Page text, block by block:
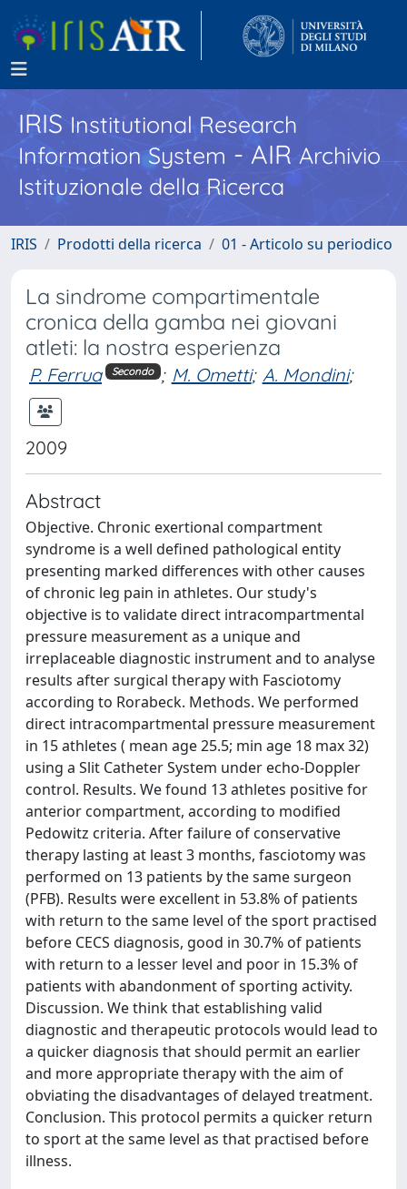
IRISInstitutional Research
Information System - AIR Archivio
Istituzionale della Ricerca
IRIS Prodotti della ricerca 01 - Articolo su periodico
La sindrome compartimentale
cronica della gamba nei giovani
atleti: la nostra esperienza
P. Ferrua Secondo ; M. Ometti; A. Mondini;
2009
Abstract
Objective. Chronic exertional compartment
syndrome is a well defined pathological entity
presenting marked differences with other causes
of chronic leg pain in athletes. Our study's
objective is to validate direct intracompartmental
pressure measurement as a unique and
irreplaceable diagnostic instrument and to analyse
results after surgical therapy with Fasciotomy
according to Rorabeck. Methods. We performed
direct intracompartmental pressure measurement
in 15 athletes ( mean age 25.5; min age 18 max 32)
using a Slit Catheter System under echo-Doppler
control. Results. We found 13 athletes positive for
anterior compartment, according to modified
Pedowitz criteria. After failure of conservative
therapy lasting at least 3 months, fasciotomy was
performed on 13 patients by the same surgeon
(PFB). Results were excellent in 53.8% of patients
with return to the same level of the sport practised
before CECS diagnosis, good in 30.7% of patients
with return to a lesser level and poor in 15.3% of
patients with abandonment of sporting activity.
Discussion. We think that establishing valid
diagnostic and therapeutic protocols would lead to
a quicker diagnosis that should permit an earlier
and more appropriate therapy with the aim of
obviating the disadvantages of delayed treatment.
Conclusion. This protocol permits a quicker return
to sport at the same level as that practised before
illness.